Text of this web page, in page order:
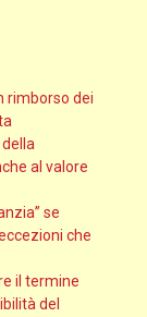
rimborso dei
della
al valore
se
che
il termine
del